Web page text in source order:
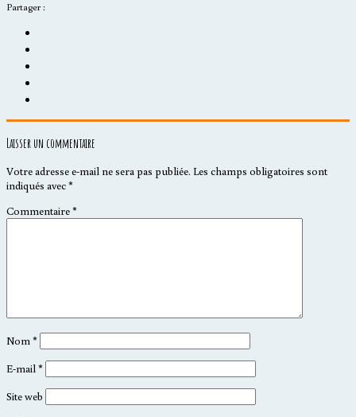
Partager :
Laisser un commentaire
Votre adresse e-mail ne sera pas publiée. Les champs obligatoires sont
indiqués avec*
Commentaire*
Nom*
E-mail*
Site web